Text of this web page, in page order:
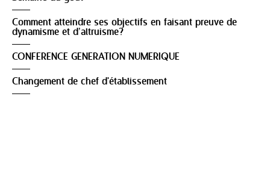
Comment atteindre ses objectifs en faisant preuve de
dynamisme et d’altruisme?
CONFERENCE GENERATION NUMERIQUE
Changement de chef d'établissement